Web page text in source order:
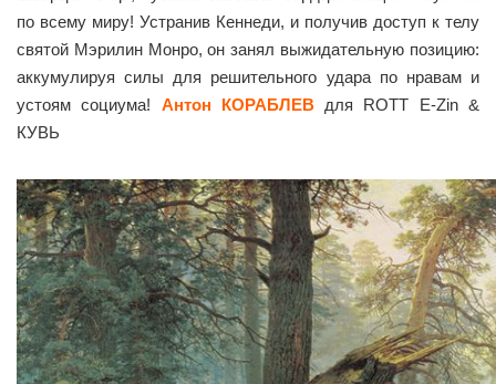
по всему миру! Устранив Кеннеди, и получив доступ к телу
святой Мэрилин Монро, он занял выжидательную позицию:
аккумулируя силы для решительного удара по нравам и
устоям социума! Антон КОРАБЛЕВдля ROTT E-Zin &
КУВЬ